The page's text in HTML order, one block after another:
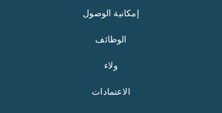
إمكانية الوصول
الوظائف
ولاء
الاعتمادات